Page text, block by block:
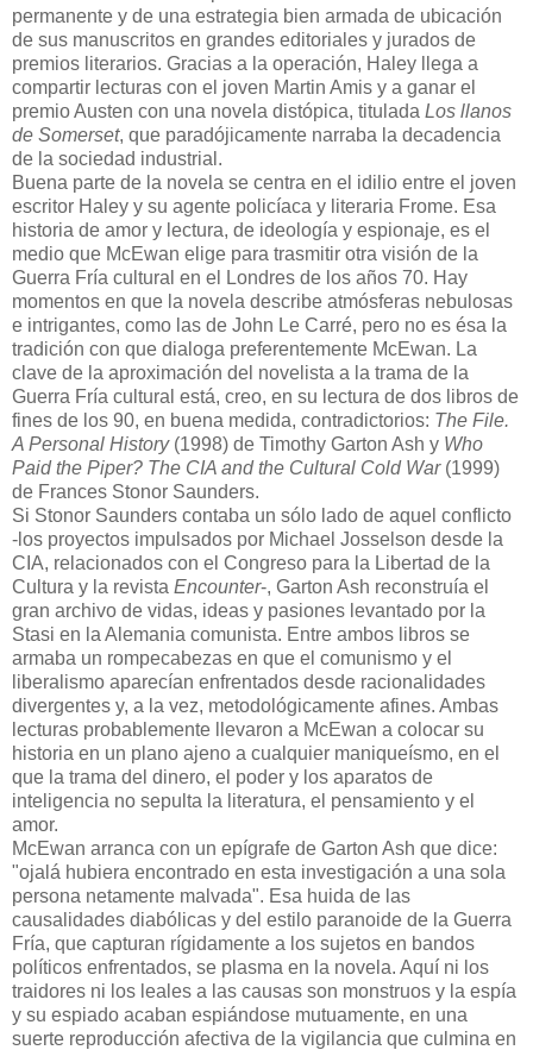
permanente y de una estrategia bien armada de ubicación
de sus manuscritos en grandes editoriales y jurados de
premios literarios. Gracias a la operación, Haley llega a
compartir lecturas con el joven Martin Amis y a ganar el
premio Austen con una novela distópica, titulada Los llanos
de Somerset, que paradójicamente narraba la decadencia
de la sociedad industrial.
Buena parte de la novela se centra en el idilio entre el joven
escritor Haley y su agente policíaca y literaria Frome. Esa
historia de amor y lectura, de ideología y espionaje, es el
medio que McEwan elige para trasmitir otra visión de la
Guerra Fría cultural en el Londres de los años 70. Hay
momentos en que la novela describe atmósferas nebulosas
e intrigantes, como las de John Le Carré, pero no es ésa la
tradición con que dialoga preferentemente McEwan. La
clave de la aproximación del novelista a la trama de la
Guerra Fría cultural está, creo, en su lectura de dos libros de
fines de los 90, en buena medida, contradictorios: The File.
A Personal History (1998) de Timothy Garton Ash y Who
Paid the Piper? The CIA and the Cultural Cold War (1999)
de Frances Stonor Saunders.
Si Stonor Saunders contaba un sólo lado de aquel conflicto
-los proyectos impulsados por Michael Josselson desde la
CIA, relacionados con el Congreso para la Libertad de la
Cultura y la revista Encounter-, Garton Ash reconstruía el
gran archivo de vidas, ideas y pasiones levantado por la
Stasi en la Alemania comunista. Entre ambos libros se
armaba un rompecabezas en que el comunismo y el
liberalismo aparecían enfrentados desde racionalidades
divergentes y, a la vez, metodológicamente afines. Ambas
lecturas probablemente llevaron a McEwan a colocar su
historia en un plano ajeno a cualquier maniqueísmo, en el
que la trama del dinero, el poder y los aparatos de
inteligencia no sepulta la literatura, el pensamiento y el
amor.
McEwan arranca con un epígrafe de Garton Ash que dice:
"ojalá hubiera encontrado en esta investigación a una sola
persona netamente malvada". Esa huida de las
causalidades diabólicas y del estilo paranoide de la Guerra
Fría, que capturan rígidamente a los sujetos en bandos
políticos enfrentados, se plasma en la novela. Aquí ni los
traidores ni los leales a las causas son monstruos y la espía
y su espiado acaban espiándose mutuamente, en una
suerte reproducción afectiva de la vigilancia que culmina en